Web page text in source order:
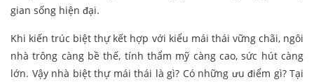
gian sống hiện đại.
Khi kiến trúc biệt thự kết hợp với kiểu mái thái vững chãi, ngôi
nhà trông càng bề thế, tính thẩm mỹ càng cao, sức hút càng
lớn. Vậy nhà biệt thự mái thái là gì? Có những ưu điểm gì? Tại